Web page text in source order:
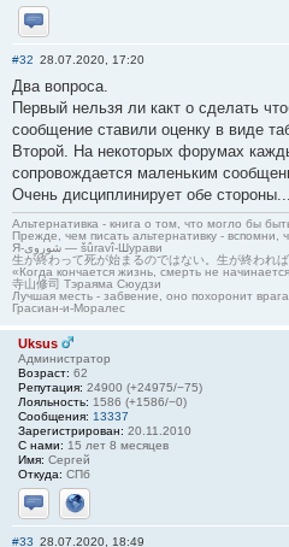
Отправить личное сообщение
#32 28.07.2020, 17:20
Два вопроса.
Первый нельзя ли какт о сделать
сообщение ставили оценку в виде
Второй. На некоторых форумах
сопровождается маленьким
Очень дисциплинирует обе стороны...
Альтернативка - книга о том, что могло бы
Прежде, чем писать альтернативку - вспомни,
Я-شوروی — šûravî-Шурави
生が終わって死が始まるのではない。生が終われ
«Когда кончается жизнь, смерть не
寺山修司 Тэраяма Сюудзи
Лучшая месть - забвение, оно похоронит
Грасиан-и-Моралес
Uksus
Администратор
Возраст: 62
Репутация: 24900 (+24975/−75)
Лояльность: 1586 (+1586/−0)
Сообщения: 13337
Зарегистрирован: 20.11.2010
С нами: 15 лет 8 месяцев
Имя: Сергей
Откуда: СПб
Отправить личное сообщение
Сайт
#33 28.07.2020, 18:49